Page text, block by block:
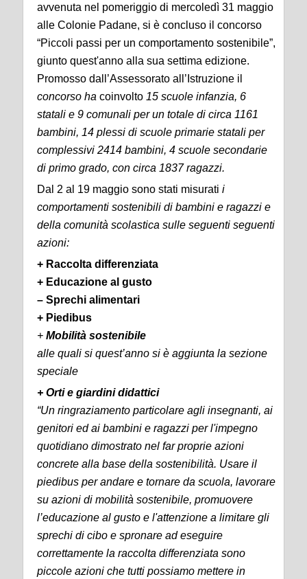
avvenuta nel pomeriggio di mercoledì 31 maggio
alle Colonie Padane, si è concluso il concorso
“Piccoli passi per un comportamento sostenibile”,
giunto quest'anno alla sua settima edizione.
Promosso dall’Assessorato all’Istruzione il
concorso ha coinvolto 15 scuole infanzia, 6
statali e 9 comunali per un totale di circa 1161
bambini, 14 plessi di scuole primarie statali per
complessivi 2414 bambini, 4 scuole secondarie
di primo grado, con circa 1837 ragazzi.
Dal 2 al 19 maggio sono stati misurati i
comportamenti sostenibili di bambini e ragazzi e
della comunità scolastica sulle seguenti seguenti
azioni:
+ Raccolta differenziata
+ Educazione al gusto
– Sprechi alimentari
+ Piedibus
+ Mobilità sostenibile
alle quali si quest’anno si è aggiunta la sezione
speciale
+ Orti e giardini didattici
“Un ringraziamento particolare agli insegnanti, ai
genitori ed ai bambini e ragazzi per l'impegno
quotidiano dimostrato nel far proprie azioni
concrete alla base della sostenibilità. Usare il
piedibus per andare e tornare da scuola, lavorare
su azioni di mobilità sostenibile, promuovere
l’educazione al gusto e l'attenzione a limitare gli
sprechi di cibo e spronare ad eseguire
correttamente la raccolta differenziata sono
piccole azioni che tutti possiamo mettere in